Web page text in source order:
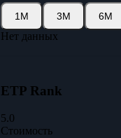
1М 3М 6М
Нет данных
ETP Rank
5.0
Стоимость